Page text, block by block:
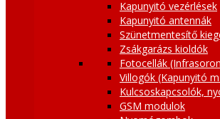
Kapunyitó vezérlések
Kapunyitó antennák
Szünetmentesítő
Zsákgarázs kioldók
Fotocellák
Villogók (Kapunyitó
Kulcsoskapcsolók,
GSM modulok